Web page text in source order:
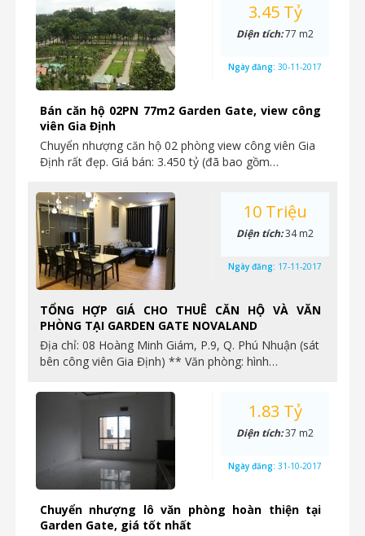
Bán căn hộ 02PN 77m2 Garden Gate, view công
viên Gia Định
Chuyển nhượng căn hộ 02 phòng view công viên Gia
Định rất đẹp. Giá bán: 3.450 tỷ (đã bao gồm…
3.45 Tỷ
Diện tích:77 m2
Ngày đăng: 30-11-2017
TỔNG HỢP GIÁ CHO THUÊ CĂN HỘ VÀ VĂN
PHÒNG TẠI GARDEN GATE NOVALAND
Địa chỉ: 08 Hoàng Minh Giám, P.9, Q. Phú Nhuận (sát
bên công viên Gia Định) ** Văn phòng: hình…
10 Triệu
Diện tích:34 m2
Ngày đăng: 17-11-2017
Chuyển nhượng lô văn phòng hoàn thiện tại
Garden Gate, giá tốt nhất
1.83 Tỷ
Diện tích:37 m2
Ngày đăng: 31-10-2017